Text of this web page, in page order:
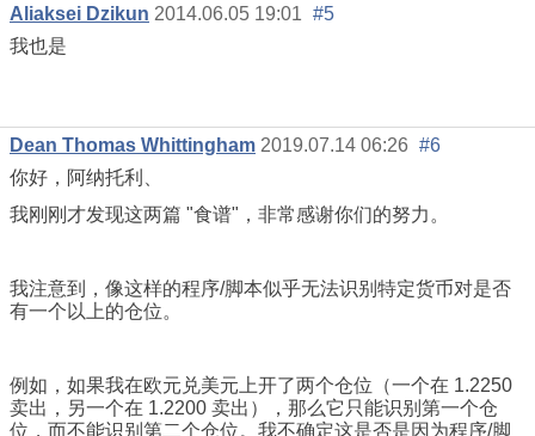
Aliaksei Dzikun 2014.06.05 19:01 #5
我也是
Dean Thomas Whittingham 2019.07.14 06:26 #6
你好，阿纳托利、
我刚刚才发现这两篇 "食谱"，非常感谢你们的努力。
我注意到，像这样的程序/脚本似乎无法识别特定货币对是否
有一个以上的仓位。
例如，如果我在欧元兑美元上开了两个仓位（一个在 1.2250
卖出，另一个在 1.2200 卖出），那么它只能识别第一个仓
位，而不能识别第二个仓位。我不确定这是否是因为程序/脚